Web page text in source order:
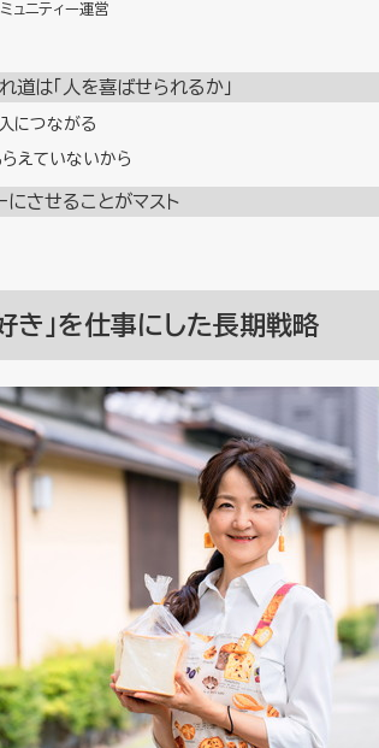
ュニティー運営
は「人を喜ばせられるか」
につながる
えていないから
にさせることがマスト
き」を仕事にした長期戦略